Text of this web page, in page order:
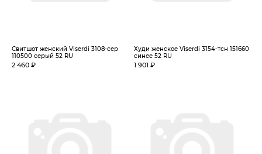
Свитшот женский Viserdi 3108-сер
110500 серый 52 RU
2 460 ₽
Худи женское Viserdi 3154-тсн 151660
синее 52 RU
1 901 ₽